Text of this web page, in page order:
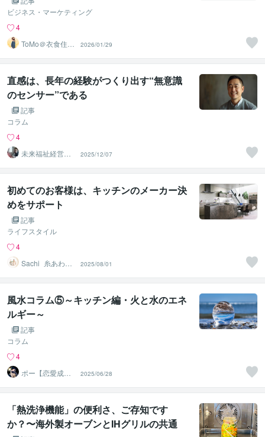
ビジネス・マーケティング
4
ToMo＠衣食住マ
ーケティング
2026/01/29
直感は、長年の経験がつくり出す“無意識
のセンサー”である
記事
コラム
4
未来福祉経営株
式会社
2025/12/07
初めてのお客様は、キッチンのメーカー決
めをサポート
記事
ライフスタイル
4
Sachi_糸あわデ
2025/08/01
風水コラム⑤～キッチン編・火と水のエネ
ルギー～
記事
コラム
4
ポー【恋愛成
就】恋愛護符＝
魔女の白魔術＝
2025/06/28
「熱洗浄機能」の便利さ、ご存知です
か？〜海外製オーブンとIHグリルの共通